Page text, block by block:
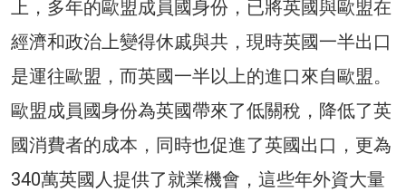
上，多年的歐盟成員國身份，已將英國與歐盟在
經濟和政治上變得休戚與共，現時英國一半出口
是運往歐盟，而英國一半以上的進口來自歐盟。
歐盟成員國身份為英國帶來了低關稅，降低了英
國消費者的成本，同時也促進了英國出口，更為
340萬英國人提供了就業機會，這些年外資大量